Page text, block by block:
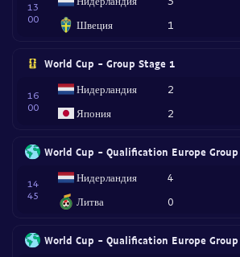
13
00
Швеция
1
World Cup - Group Stage 1
16
00
Нидерландия
Япония
2
2
World Cup - Qualification Europe Group
14
45
Нидерландия
Литва
4
0
World Cup - Qualification Europe Group